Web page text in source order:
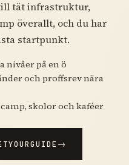
tät infrastruktur,
överallt, och du har
startpunkt.
nivåer på en ö
och proffsrev nära
skolor och kaféer